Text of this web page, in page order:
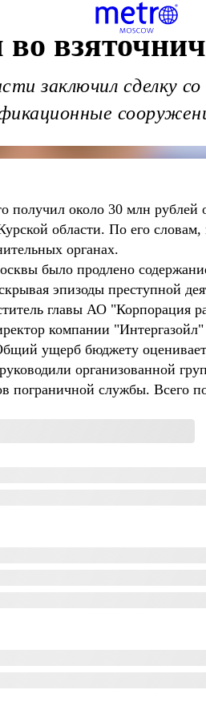
заключил сделку
около 30 млн рублей
области. По его
органах.
было продлено
эпизоды преступной
главы АО "Корпорация
компании
ущерб бюджету
организованной
пограничной службы. Всего